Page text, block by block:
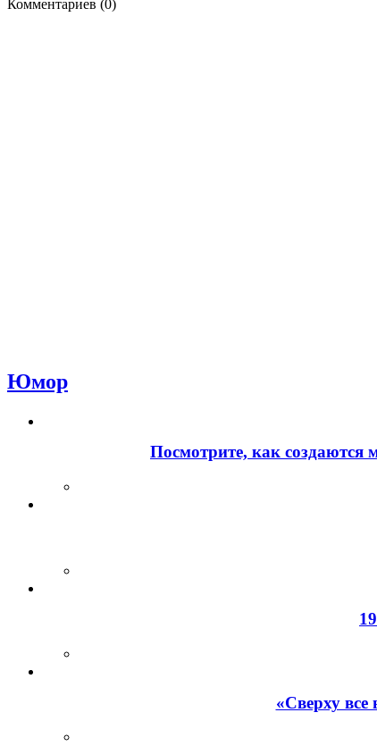
Комментариев (0)
Юмор
Посмотрите, как создаются
«Сверху все